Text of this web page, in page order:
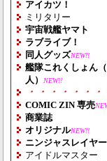
アイカツ！
ミリタリー
宇宙戦艦ヤマト
ラブライブ！
同人グッズNEW!!
艦隊これくしょん
人）
NEW!!
・・・・・・
COMIC ZIN 専売
商業誌
オリジナルNEW!!
ニンジャスレイヤー
アイドルマスター